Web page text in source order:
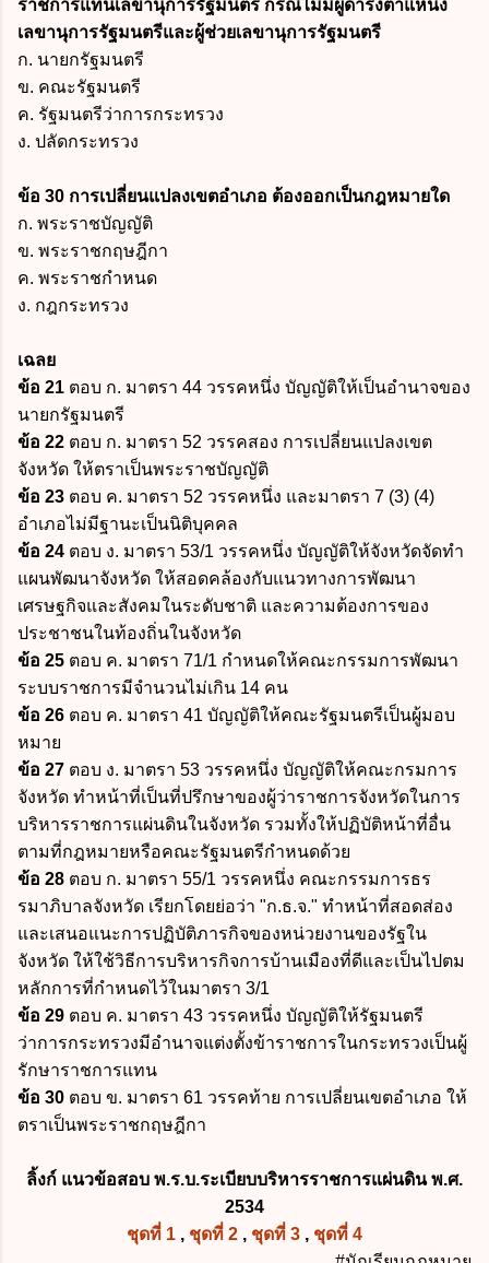
ราชการแทนเลขานุการรัฐมนตรี กรณีไม่มีผู้ดำรงตำแหน่ง
เลขานุการรัฐมนตรีและผู้ช่วยเลขานุการรัฐมนตรี
ก. นายกรัฐมนตรี
ข. คณะรัฐมนตรี
ค. รัฐมนตรีว่าการกระทรวง
ง. ปลัดกระทรวง
ข้อ 30 การเปลี่ยนแปลงเขตอำเภอ ต้องออกเป็นกฎหมายใด
ก. พระราชบัญญัติ
ข. พระราชกฤษฎีกา
ค. พระราชกำหนด
ง. กฎกระทรวง
เฉลย
ข้อ 21 ตอบ ก. มาตรา 44 วรรคหนึ่ง บัญญัติให้เป็นอำนาจของ
นายกรัฐมนตรี
ข้อ 22 ตอบ ก. มาตรา 52 วรรคสอง การเปลี่ยนแปลงเขต
จังหวัด ให้ตราเป็นพระราชบัญญัติ
ข้อ 23 ตอบ ค. มาตรา 52 วรรคหนึ่ง และมาตรา 7 (3) (4)
อำเภอไม่มีฐานะเป็นนิติบุคคล
ข้อ 24 ตอบ ง. มาตรา 53/1 วรรคหนึ่ง บัญญัติให้จังหวัดจัดทำ
แผนพัฒนาจังหวัด ให้สอดคล้องกับแนวทางการพัฒนา
เศรษฐกิจและสังคมในระดับชาติ และความต้องการของ
ประชาชนในท้องถิ่นในจังหวัด
ข้อ 25 ตอบ ค. มาตรา 71/1 กำหนดให้คณะกรรมการพัฒนา
ระบบราชการมีจำนวนไม่เกิน 14 คน
ข้อ 26 ตอบ ค. มาตรา 41 บัญญัติให้คณะรัฐมนตรีเป็นผู้มอบ
หมาย
ข้อ 27 ตอบ ง. มาตรา 53 วรรคหนึ่ง บัญญัติให้คณะกรมการ
จังหวัด ทำหน้าที่เป็นที่ปรึกษาของผู้ว่าราชการจังหวัดในการ
บริหารราชการแผ่นดินในจังหวัด รวมทั้งให้ปฏิบัติหน้าที่อื่น
ตามที่กฎหมายหรือคณะรัฐมนตรีกำหนดด้วย
ข้อ 28 ตอบ ก. มาตรา 55/1 วรรคหนึ่ง คณะกรรมการธร
รมาภิบาลจังหวัด เรียกโดยย่อว่า "ก.ธ.จ." ทำหน้าที่สอดส่อง
และเสนอแนะการปฏิบัติภารกิจของหน่วยงานของรัฐใน
จังหวัด ให้ใช้วิธีการบริหารกิจการบ้านเมืองที่ดีและเป็นไปตม
หลักการที่กำหนดไว้ในมาตรา 3/1
ข้อ 29 ตอบ ค. มาตรา 43 วรรคหนึ่ง บัญญัติให้รัฐมนตรี
ว่าการกระทรวงมีอำนาจแต่งตั้งข้าราชการในกระทรวงเป็นผู้
รักษาราชการแทน
ข้อ 30 ตอบ ข. มาตรา 61 วรรคท้าย การเปลี่ยนเขตอำเภอ ให้
ตราเป็นพระราชกฤษฎีกา
ลิ้งก์ แนวข้อสอบ พ.ร.บ.ระเบียบบริหารราชการแผ่นดิน พ.ศ.
2534
ชุดที่ 1 , ชุดที่ 2 , ชุดที่ 3 , ชุดที่ 4